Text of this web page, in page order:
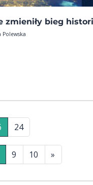
zmieniły bieg
Polewska
24
9 10 »